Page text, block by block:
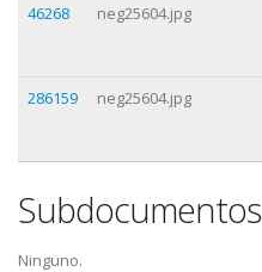
46268
neg25604.jpg
286159 neg25604.jpg
Subdocumentos
Ninguno.